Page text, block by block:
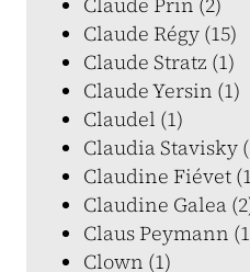
Claude Régy (15)
Claude Stratz (1)
Claude Yersin (1)
Claudel (1)
Claudia Stavisky
Claudine Fiévet
Claudine Galea
Claus Peymann
Clown (1)